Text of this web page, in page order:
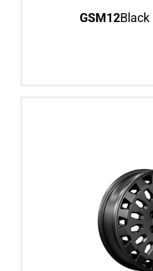
GSM12
16″
Fiat
Mercedes